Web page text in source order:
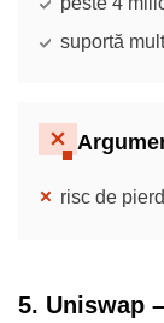
suportă
risc de
5. Uniswap